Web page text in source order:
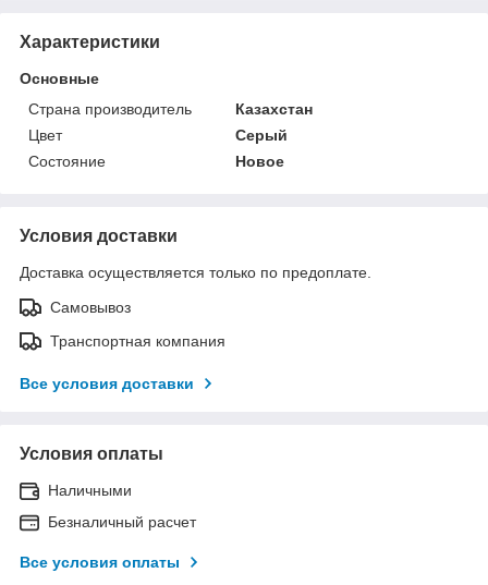
Характеристики
Основные
Страна производитель
Казахстан
Цвет
Серый
Состояние
Новое
Условия доставки
Доставка осуществляется только по предоплате.
Самовывоз
Транспортная компания
Все условия доставки
Условия оплаты
Наличными
Безналичный расчет
Все условия оплаты